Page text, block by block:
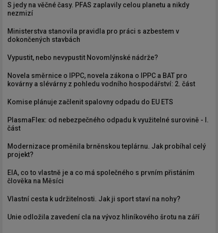
S jedy na věčné časy. PFAS zaplavily celou planetu a nikdy
nezmizí
Ministerstva stanovila pravidla pro práci s azbestem v
dokončených stavbách
Vypustit, nebo nevypustit Novomlýnské nádrže?
Novela směrnice o IPPC, novela zákona o IPPC a BAT pro
kovárny a slévárny z pohledu vodního hospodářství: 2. část
Komise plánuje začlenit spalovny odpadu do EU ETS
PlasmaFlex: od nebezpečného odpadu k využitelné surovině - I.
část
Modernizace proměnila brněnskou teplárnu. Jak probíhal celý
projekt?
EIA, co to vlastně je a co má společného s prvním přistáním
člověka na Měsíci
Vlastní cesta k udržitelnosti. Jak ji sport staví na nohy?
Unie odložila zavedení cla na vývoz hliníkového šrotu na září